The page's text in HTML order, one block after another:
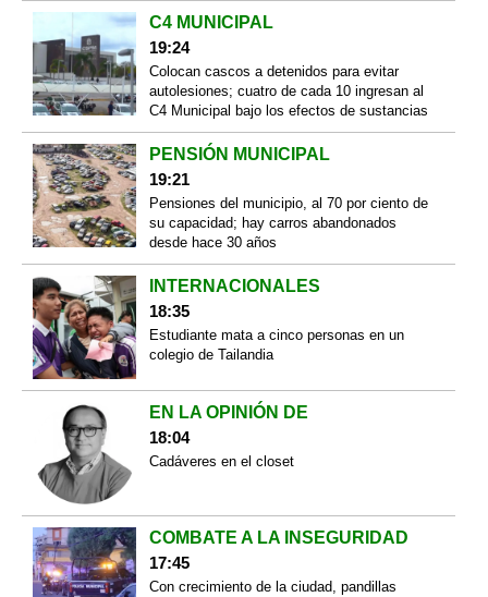
C4 MUNICIPAL
19:24
Colocan cascos a detenidos para evitar
autolesiones; cuatro de cada 10 ingresan al
C4 Municipal bajo los efectos de sustancias
PENSIÓN MUNICIPAL
19:21
Pensiones del municipio, al 70 por ciento de
su capacidad; hay carros abandonados
desde hace 30 años
INTERNACIONALES
18:35
Estudiante mata a cinco personas en un
colegio de Tailandia
EN LA OPINIÓN DE
18:04
Cadáveres en el closet
COMBATE A LA INSEGURIDAD
17:45
Con crecimiento de la ciudad, pandillas